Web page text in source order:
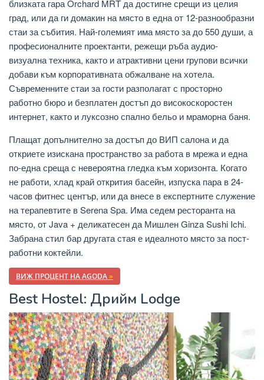
близката гара Orchard MRT да достигне срещи из целия
град, или да ги домакин на място в една от 12-разнообразни
стаи за събития. Най-големият има място за до 550 души, а
професионалните проектанти, режещи ръба аудио-
визуална техника, както и атрактивни цени групови всички
добави към корпоративната обжалване на хотела.
Съвременните стаи за гости разполагат с просторно
работно бюро и безплатен достъп до високоскоростен
интернет, както и луксозно спално бельо и мраморна баня.
Плащат допълнително за достъп до ВИП салона и да
откриете изискана пространство за работа в мрежа и една
по-една среща с невероятна гледка към хоризонта. Когато
не работи, хлад край открития басейн, изпуска пара в 24-
часов фитнес център, или да внесе в експертните служение
на терапевтите в Serena Spa. Има седем ресторанта на
място, от Java + деликатесен да Мишлен Ginza Sushi Ichi.
Забрана стил бар другата стая е идеалното място за пост-
работни коктейли.
ВИЖ ПРОЦЕНТ НА AGODA»
Best Hostel: Дрийм Lodge